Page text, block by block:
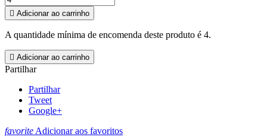
 Adicionar ao carrinho
A quantidade mínima de encomenda deste produto é 4.
 Adicionar ao carrinho
Partilhar
Partilhar
Tweet
Google+
favoriteAdicionar aos favoritos